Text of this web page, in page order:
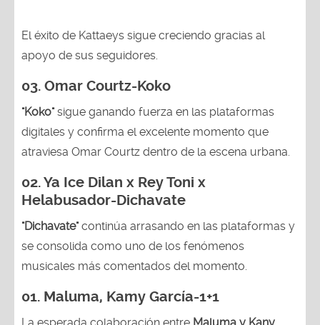
El éxito de Kattaeys sigue creciendo gracias al
apoyo de sus seguidores.
03. Omar Courtz-Koko
"Koko"sigue ganando fuerza en las plataformas
digitales y confirma el excelente momento que
atraviesa Omar Courtz dentro de la escena urbana.
02.Ya Ice Dilan x Rey Toni x
Helabusador-Dichavate
"Dichavate"continúa arrasando en las plataformas y
se consolida como uno de los fenómenos
musicales más comentados del momento.
01. Maluma, Kamy García-1+1